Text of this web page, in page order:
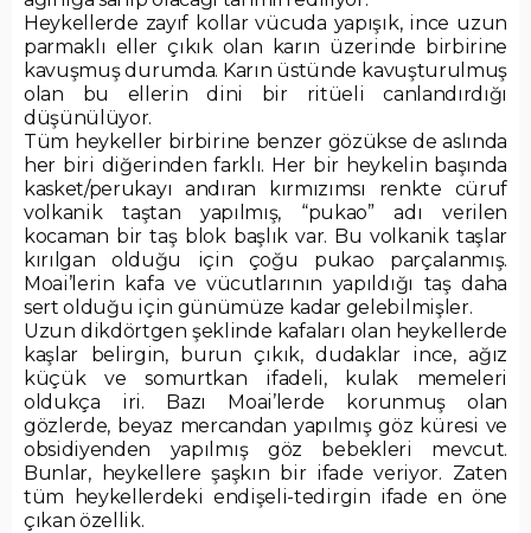
Heykellerde zayıf kollar vücuda yapışık, ince uzun
parmaklı eller çıkık olan karın üzerinde birbirine
kavuşmuş durumda. Karın üstünde kavuşturulmuş
olan bu ellerin dini bir ritüeli canlandırdığı
düşünülüyor.
Tüm heykeller birbirine benzer gözükse de aslında
her biri diğerinden farklı. Her bir heykelin başında
kasket/perukayı andıran kırmızımsı renkte cüruf
volkanik taştan yapılmış, “pukao” adı verilen
kocaman bir taş blok başlık var. Bu volkanik taşlar
kırılgan olduğu için çoğu pukao parçalanmış.
Moai’lerin kafa ve vücutlarının yapıldığı taş daha
sert olduğu için günümüze kadar gelebilmişler.
Uzun dikdörtgen şeklinde kafaları olan heykellerde
kaşlar belirgin, burun çıkık, dudaklar ince, ağız
küçük ve somurtkan ifadeli, kulak memeleri
oldukça iri. Bazı Moai’lerde korunmuş olan
gözlerde, beyaz mercandan yapılmış göz küresi ve
obsidiyenden yapılmış göz bebekleri mevcut.
Bunlar, heykellere şaşkın bir ifade veriyor. Zaten
tüm heykellerdeki endişeli-tedirgin ifade en öne
çıkan özellik.